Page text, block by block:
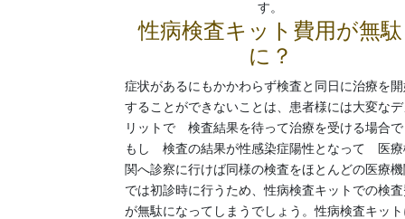
す。
性病検査キット費用が無駄
に？
症状があるにもかかわらず検査と同日に治療を
することができないことは、患者様には大変な
リットで 検査結果を待って治療を受ける場合
もし 検査の結果が性感染症陽性となって 医療
関へ診察に行けば同様の検査をほとんどの医療
では初診時に行うため、性病検査キットでの検
が無駄になってしまうでしょう。性病検査キッ